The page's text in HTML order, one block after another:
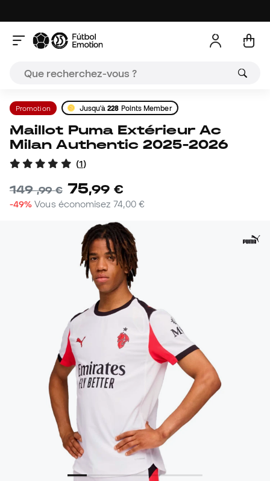
Promotion Jusqu'à228 Points Member
Maillot Puma Extérieur Ac
Milan Authentic 2025-2026
(1)
149,99 € 75,99 €
-49% Vous économisez 74,00 €